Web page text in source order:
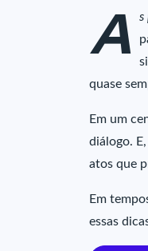
A
s
quase
Em um
diálogo.
atos que
Em
essas